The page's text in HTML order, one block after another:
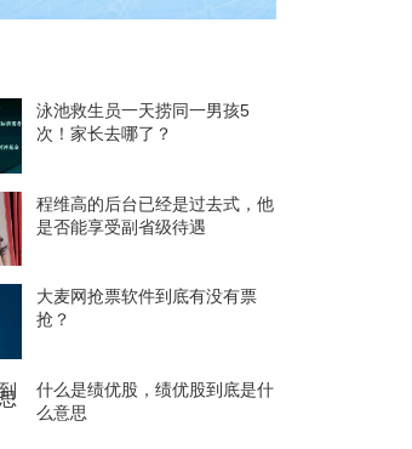
泳池救生员一天捞同一男孩5
次！家长去哪了？
程维高的后台已经是过去式，他
是否能享受副省级待遇
大麦网抢票软件到底有没有票
抢？
什么是绩优股，绩优股到底是什
么意思